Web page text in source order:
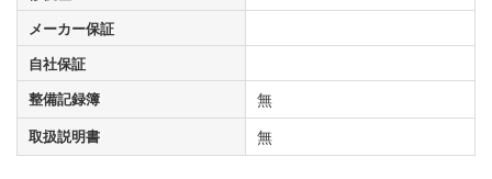
メーカー保証
自社保証
整備記録簿 無
取扱説明書 無